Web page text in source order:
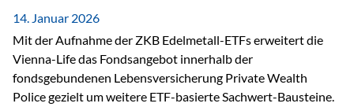
breit ab, ohne die…
14. Januar 2026
Mit der Aufnahme der ZKB Edelmetall-ETFs erweitert die
Vienna-Life das Fondsangebot innerhalb der
fondsgebundenen Lebensversicherung Private Wealth
Police gezielt um weitere ETF-basierte Sachwert-Bausteine.